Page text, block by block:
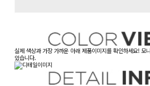
실제 색상과 가장 가까운 아래 제품이미지를 확인하세요! 모
있습니다.